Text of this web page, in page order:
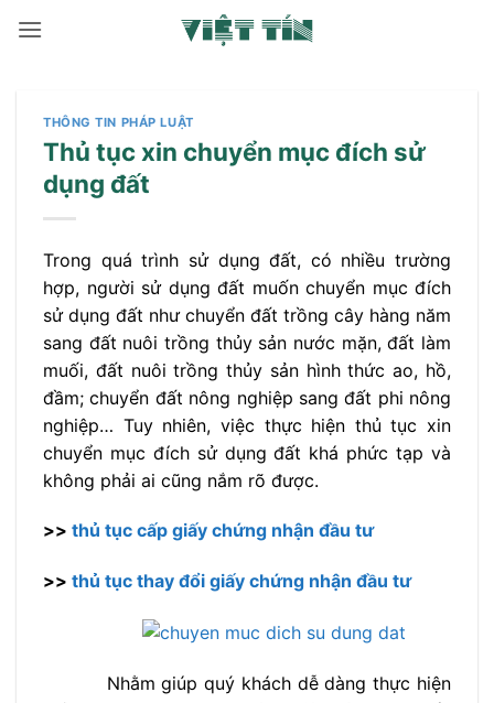
qua
THÔNG TIN PHÁP LUẬT
Thủ tục xin chuyển mục đích sử
dụng đất
Trong quá trình sử dụng đất, có nhiều trường
hợp, người sử dụng đất muốn chuyển mục đích
sử dụng đất như chuyển đất trồng cây hàng năm
sang đất nuôi trồng thủy sản nước mặn, đất làm
muối, đất nuôi trồng thủy sản hình thức ao, hồ,
đầm; chuyển đất nông nghiệp sang đất phi nông
nghiệp… Tuy nhiên, việc thực hiện thủ tục xin
chuyển mục đích sử dụng đất khá phức tạp và
không phải ai cũng nắm rõ được.
>> thủ tục cấp giấy chứng nhận đầu tư
>> thủ tục thay đổi giấy chứng nhận đầu tư
Nhằm giúp quý khách dễ dàng thực hiện